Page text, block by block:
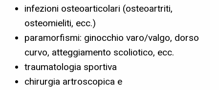
infezioni osteoarticolari (osteoartriti,
osteomieliti, ecc.)
paramorfismi: ginocchio varo/valgo, dorso
curvo, atteggiamento scoliotico, ecc.
traumatologia sportiva
chirurgia artroscopica e